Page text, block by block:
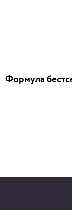
Формула